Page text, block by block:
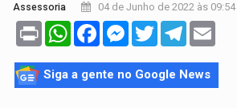
Assessoria 04 de Junho de 2022 às 09:54
Print WhatsAppFacebookMessenger
TwitterTelegram
Siga a gente no Google News